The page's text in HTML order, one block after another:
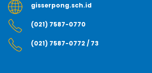
gisserpong.sch.id
(021) 7587-0770
(021) 7587-0772 / 73